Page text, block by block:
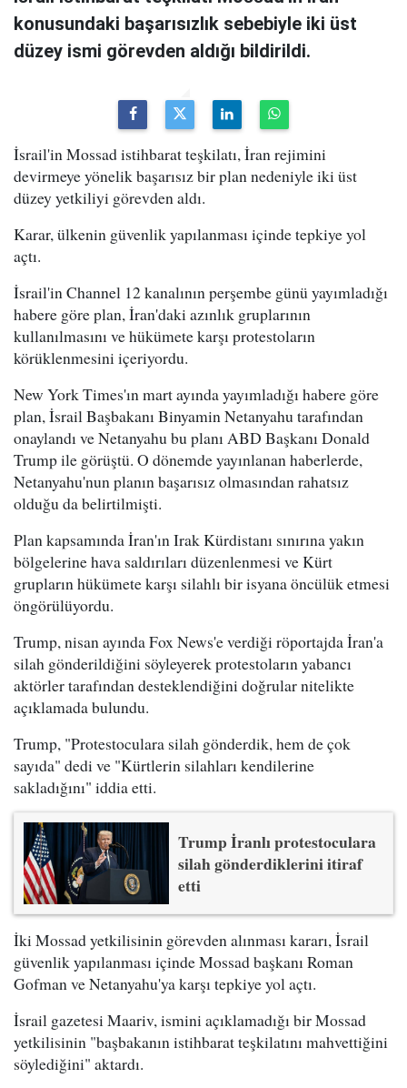
konusundaki başarısızlık sebebiyle iki üst
düzey ismi görevden aldığı bildirildi.
İsrail'in Mossad istihbarat teşkilatı, İran rejimini
devirmeye yönelik başarısız bir plan nedeniyle iki üst
düzey yetkiliyi görevden aldı.
Karar, ülkenin güvenlik yapılanması içinde tepkiye yol
açtı.
İsrail'in Channel 12 kanalının perşembe günü yayımladığı
habere göre plan, İran'daki azınlık gruplarının
kullanılmasını ve hükümete karşı protestoların
körüklenmesini içeriyordu.
New York Times'ın mart ayında yayımladığı habere göre
plan, İsrail Başbakanı Binyamin Netanyahu tarafından
onaylandı ve Netanyahu bu planı ABD Başkanı Donald
Trump ile görüştü. O dönemde yayınlanan haberlerde,
Netanyahu'nun planın başarısız olmasından rahatsız
olduğu da belirtilmişti.
Plan kapsamında İran'ın Irak Kürdistanı sınırına yakın
bölgelerine hava saldırıları düzenlenmesi ve Kürt
grupların hükümete karşı silahlı bir isyana öncülük etmesi
öngörülüyordu.
Trump, nisan ayında Fox News'e verdiği röportajda İran'a
silah gönderildiğini söyleyerek protestoların yabancı
aktörler tarafından desteklendiğini doğrular nitelikte
açıklamada bulundu.
Trump, "Protestoculara silah gönderdik, hem de çok
sayıda" dedi ve "Kürtlerin silahları kendilerine
sakladığını" iddia etti.
Trump İranlı protestoculara
silah gönderdiklerini itiraf
etti
İki Mossad yetkilisinin görevden alınması kararı, İsrail
güvenlik yapılanması içinde Mossad başkanı Roman
Gofman ve Netanyahu'ya karşı tepkiye yol açtı.
İsrail gazetesi Maariv, ismini açıklamadığı bir Mossad
yetkilisinin "başbakanın istihbarat teşkilatını mahvettiğini
söylediğini" aktardı.